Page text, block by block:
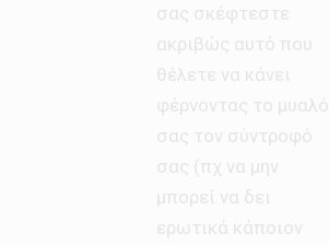
σας σκέφτεστε
ακριβώς αυτό που
θέλετε να κάνει
φέρνοντας το μυαλό
σας τον σύντροφό
σας (πχ να μην
μπορεί να δει
ερωτικά κάποιον